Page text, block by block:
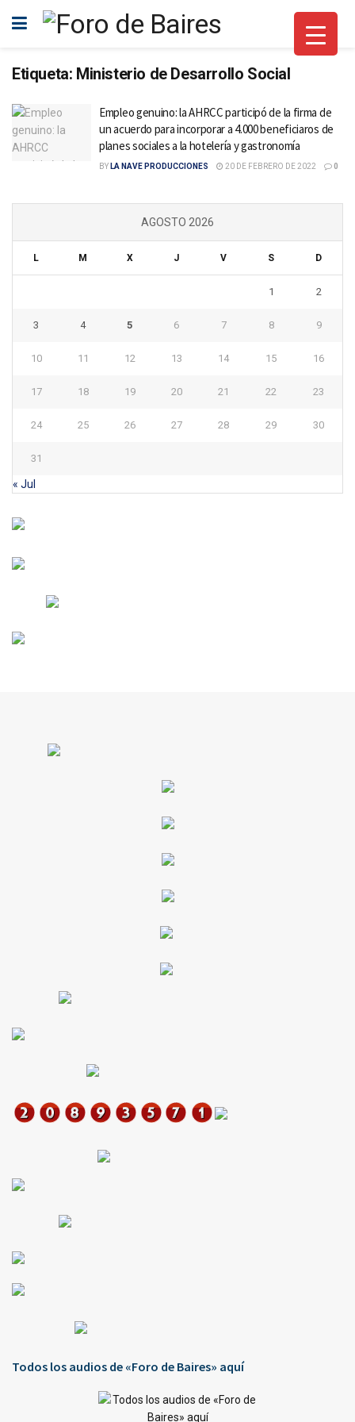
Etiqueta: Ministerio de Desarrollo Social
Empleo genuino: la AHRCC participó de la firma de
un acuerdo para incorporar a 4.000 beneficiaros de
planes sociales a la hotelería y gastronomía
BY LA NAVE PRODUCCIONES 20 DE FEBRERO DE 2022 0
AGOSTO 2026
L M X J V S D
1 2
3 4 5 6 7 8 9
10 11 12 13 14 15 16
17 18 19 20 21 22 23
24 25 26 27 28 29 30
31
« Jul
Todos los audios de «Foro de Baires» aquí